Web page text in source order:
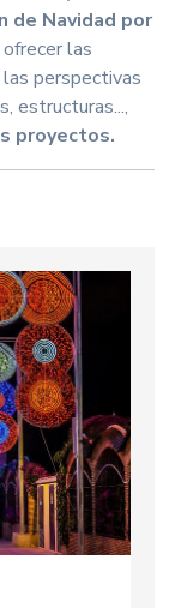
de Navidad por
las
perspectivas
estructuras...,
proyectos.